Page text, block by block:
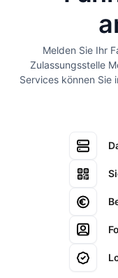
Melden Sie Ihr
Zulassungsstelle
Services können Sie